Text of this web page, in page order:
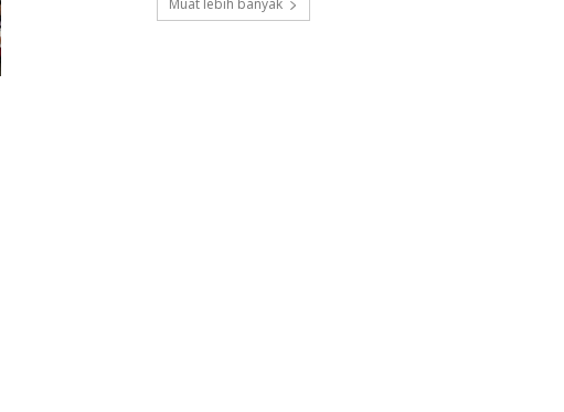
Muat lebih banyak